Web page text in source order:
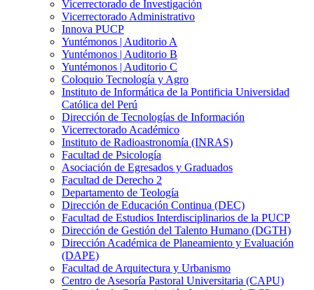
Vicerrectorado de Investigación
Vicerrectorado Administrativo
Innova PUCP
Yuntémonos | Auditorio A
Yuntémonos | Auditorio B
Yuntémonos | Auditorio C
Coloquio Tecnología y Agro
Instituto de Informática de la Pontificia Universidad
Católica del Perú
Dirección de Tecnologías de Información
Vicerrectorado Académico
Instituto de Radioastronomía (INRAS)
Facultad de Psicología
Asociación de Egresados y Graduados
Facultad de Derecho 2
Departamento de Teología
Dirección de Educación Continua (DEC)
Facultad de Estudios Interdisciplinarios de la PUCP
Dirección de Gestión del Talento Humano (DGTH)
Dirección Académica de Planeamiento y Evaluación
(DAPE)
Facultad de Arquitectura y Urbanismo
Centro de Asesoría Pastoral Universitaria (CAPU)